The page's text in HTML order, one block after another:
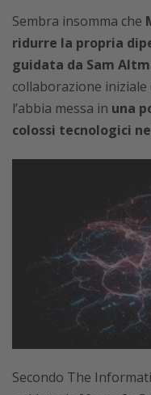
Sembra insomma che
ridurre la propria
guidata da Sam
collaborazione iniziale
l’abbia messa in una
colossi tecnologici
Secondo The